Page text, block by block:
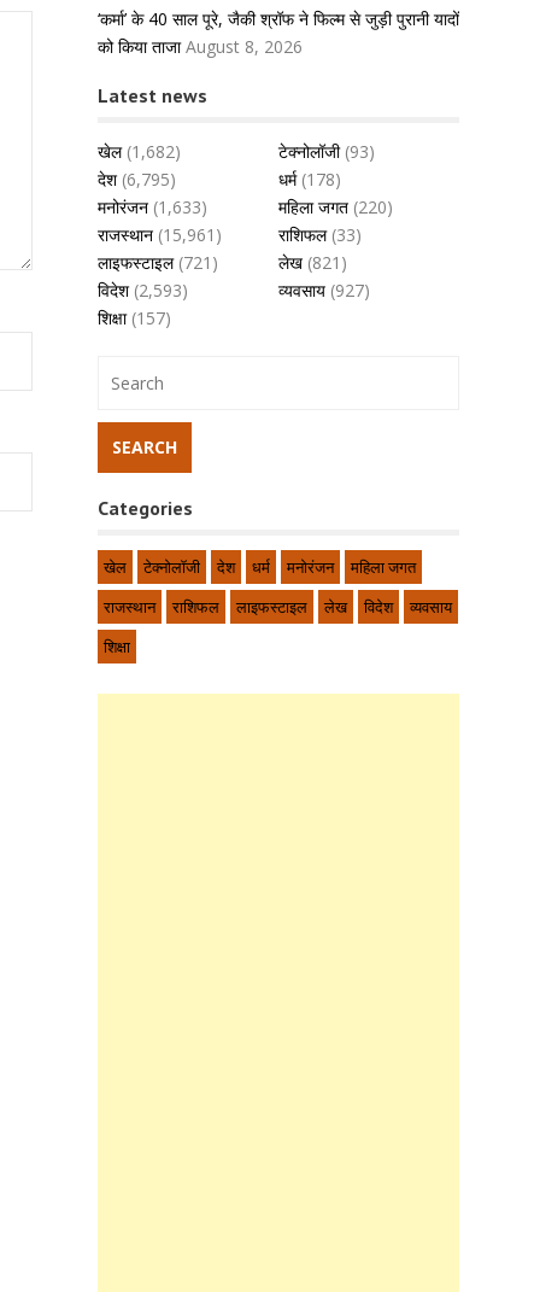
‘कर्मा’ के 40 साल पूरे, जैकी श्रॉफ ने फिल्म से जुड़ी पुरानी यादों
को किया ताजा August 8, 2026
Latest news
खेल(1,682) टेक्नोलॉजी(93)
देश(6,795) धर्म(178)
मनोरंजन (1,633) महिला जगत (220)
राजस्थान (15,961) राशिफल(33)
लाइफस्टाइल(721) लेख (821)
विदेश(2,593) व्यवसाय (927)
शिक्षा(157)
Categories
खेल टेक्नोलॉजी देश धर्म मनोरंजन
महिला जगत
राजस्थान
राशिफल लाइफस्टाइल लेख विदेश
व्यवसाय
शिक्षा